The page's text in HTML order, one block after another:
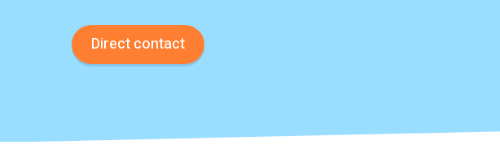
Direct contact